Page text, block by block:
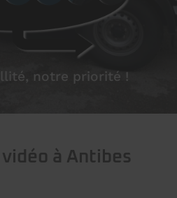
notre priorité !
à Antibes